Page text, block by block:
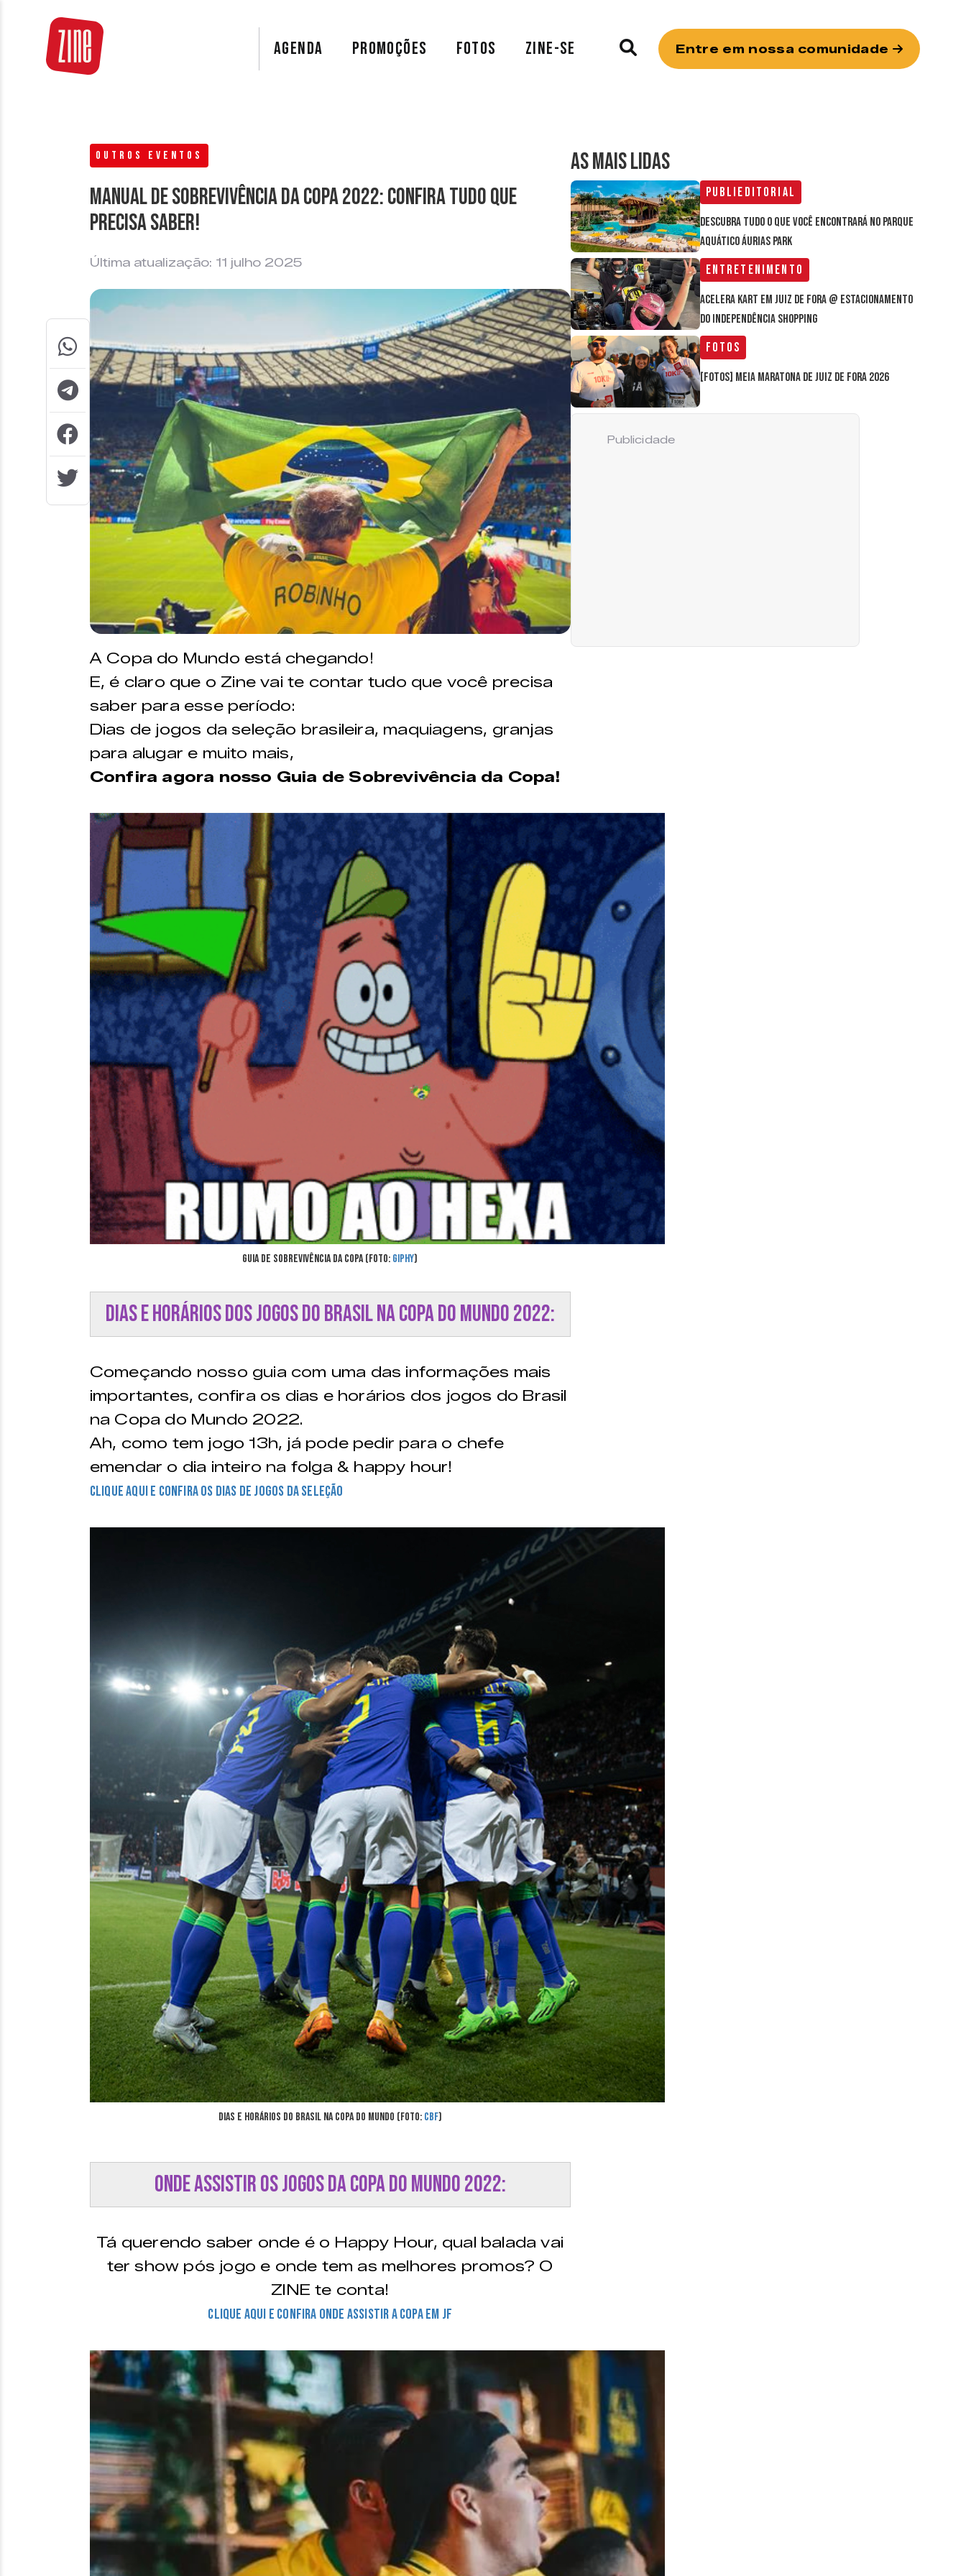
AGENDA PROMOÇÕES FOTOS ZINE-SE Entre em nossa comunidade
OUTROS EVENTOS
Manual de Sobrevivência da Copa 2022: confira tudo que
precisa saber!
Última atualização: 11 julho 2025
A Copa do Mundo está chegando!
E, é claro que o Zine vai te contar tudo que você precisa
saber para esse período:
Dias de jogos da seleção brasileira, maquiagens, granjas
para alugar e muito mais,
Confira agora nosso Guia de Sobrevivência da Copa!
Guia de Sobrevivência da Copa (Foto: Giphy)
Dias e horários dos jogos do Brasil na Copa do Mundo 2022:
Começando nosso guia com uma das informações mais
importantes, confira os dias e horários dos jogos do Brasil
na Copa do Mundo 2022.
Ah, como tem jogo 13h, já pode pedir para o chefe
emendar o dia inteiro na folga & happy hour!
CLIQUE AQUI E CONFIRA OS DIAS DE JOGOS DA SELEÇÃO
Dias e horários do Brasil na Copa do Mundo (Foto: CBF)
Onde assistir os jogos da Copa do Mundo 2022:
Tá querendo saber onde é o Happy Hour, qual balada vai
ter show pós jogo e onde tem as melhores promos? O
ZINE te conta!
CLIQUE AQUI E CONFIRA ONDE ASSISTIR A COPA EM JF
AS MAIS LIDAS
Publieditorial
Descubra tudo o que você encontrará no parque
aquático Áurias Park
Entretenimento
Acelera Kart em Juiz de Fora @ estacionamento
do Independência Shopping
Fotos
[FOTOS] Meia Maratona de Juiz de Fora 2026
Publicidade